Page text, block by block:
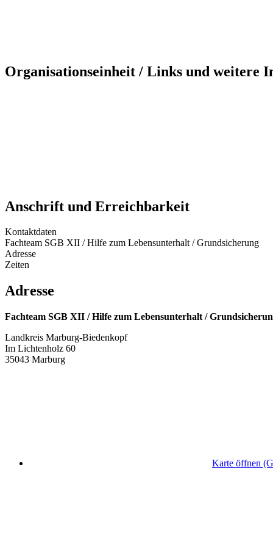
Organisationseinheit / Links und weitere
Anschrift und Erreichbarkeit
Kontaktdaten
Fachteam SGB XII / Hilfe zum Lebensunterhalt / Grundsicherung
Adresse
Zeiten
Adresse
Fachteam SGB XII / Hilfe zum Lebensunterhalt /
Landkreis Marburg-Biedenkopf
Im Lichtenholz 60
35043 Marburg
Karte öffnen